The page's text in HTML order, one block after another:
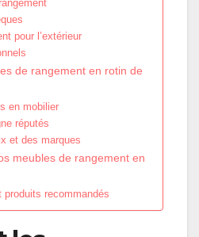
pour l’extérieur
de rangement en rotin de
en mobilier
réputés
et des marques
meubles de rangement en
produits recommandés